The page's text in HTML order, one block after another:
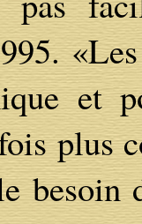
et
plus
besoin